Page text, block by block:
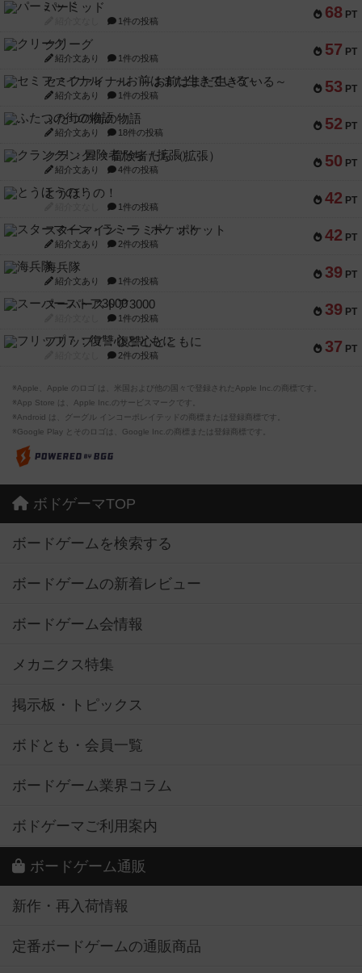
68 PT
パーミッド
1件の投稿
57 PT
クリーグ
紹介文あり 1件の投稿
53 PT
セミファイナル ～お前はまだ生きている～
紹介文あり 1件の投稿
52 PT
ふたつの街の物語
紹介文あり 18件の投稿
50 PT
クランク! ：冒険者たち（拡張）
紹介文あり 4件の投稿
42 PT
とうほうの！
1件の投稿
42 PT
スターマイン・ラミー ポケット
紹介文あり 2件の投稿
39 PT
海兵隊
紹介文あり 1件の投稿
39 PT
スーパーストア3000
1件の投稿
37 PT
フリップ７：復讐心とともに
2件の投稿
※Apple、Apple のロゴ は、米国および他の国々で登録されたApple Inc.の商標です。
※App Store は、Apple Inc.のサービスマークです。
※Android は、グーグル インコーポレイテッドの商標または登録商標です。
※Google Play とそのロゴは、Google Inc.の商標または登録商標です。
ボドゲーマTOP
ボードゲームを検索する
ボードゲームの新着レビュー
ボードゲーム会情報
メカニクス特集
掲示板・トピックス
ボドとも・会員一覧
ボードゲーム業界コラム
ボドゲーマご利用案内
ボードゲーム通販
新作・再入荷情報
定番ボードゲームの通販商品